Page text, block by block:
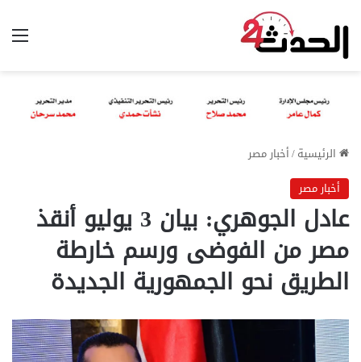
الرئيسية/أخبار مصر
أخبار مصر
عادل الجوهري: بيان 3 يوليو أنقذ
مصر من الفوضى ورسم خارطة
الطريق نحو الجمهورية الجديدة